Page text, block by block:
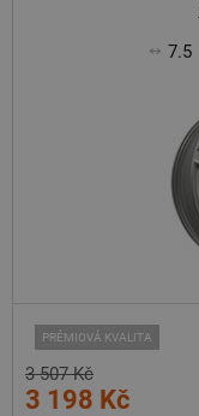
7.5
PRÉMIOVÁ KVALITA
3 507 Kč
3 198 Kč